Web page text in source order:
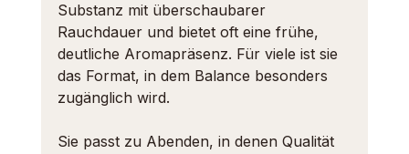
Substanz mit überschaubarer
Rauchdauer und bietet oft eine frühe,
deutliche Aromapräsenz. Für viele ist sie
das Format, in dem Balance besonders
zugänglich wird.
Sie passt zu Abenden, in denen Qualität